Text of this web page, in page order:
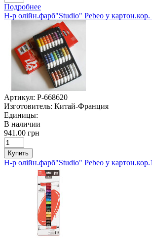
Подробнее
Н-р олійн.фарб"Studio" Pebeo у
Артикул: P-668620
Изготовитель: Китай-Франция
Единицы:
В наличии
941.00 грн
Купить
Н-р олійн.фарб"Studio" Pebeo у